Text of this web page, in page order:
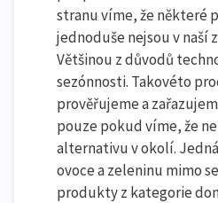
stranu víme, že některé
jednoduše nejsou v naší
Většinou z důvodů
sezónnosti. Takovéto
prověřujeme a
pouze pokud víme, že
alternativu v okolí.
ovoce a zeleninu mimo
produkty z kategorie